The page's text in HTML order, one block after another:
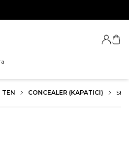
Giriş
TEN CONCEALER (KAPATICI)